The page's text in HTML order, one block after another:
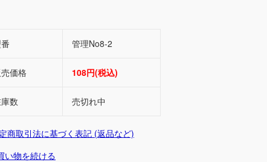
管理No8-2
価格 108円(税込)
数 売切れ中
商取引法に基づく表記 (返品など)
い物を続ける